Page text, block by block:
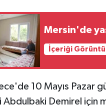
Mersin'de
İçeriği
10 Mayıs Pazar
Abdulbaki Demirel